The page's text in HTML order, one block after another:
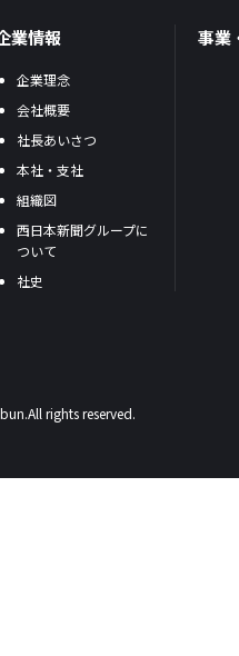
業情報
企業理念
会社概要
社長あいさつ
本社・支社
組織図
西日本新聞グループに
ついて
社史
事業
rights reserved.